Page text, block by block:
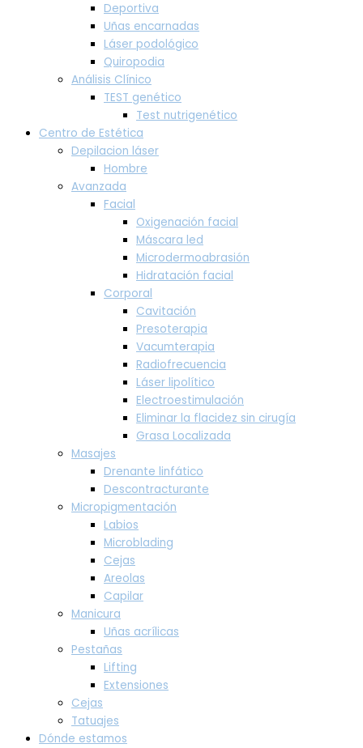
Deportiva
Uñas encarnadas
Láser podológico
Quiropodia
Análisis Clínico
TEST genético
Test nutrigenético
Centro de Estética
Depilacion láser
Hombre
Avanzada
Facial
Oxigenación facial
Máscara led
Microdermoabrasión
Hidratación facial
Corporal
Cavitación
Presoterapia
Vacumterapia
Radiofrecuencia
Láser lipolítico
Electroestimulación
Eliminar la flacidez sin cirugía
Grasa Localizada
Masajes
Drenante linfático
Descontracturante
Micropigmentación
Labios
Microblading
Cejas
Areolas
Capilar
Manicura
Uñas acrílicas
Pestañas
Lifting
Extensiones
Cejas
Tatuajes
Dónde estamos